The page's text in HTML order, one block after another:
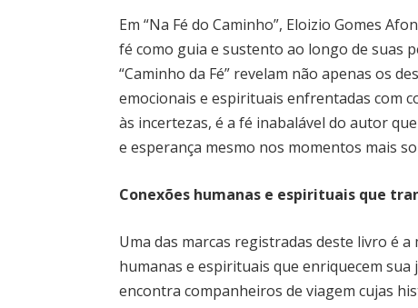
Em “Na Fé do Caminho”, Eloizio Gomes
fé como guia e sustento ao longo de suas
“Caminho da Fé” revelam não apenas os
emocionais e espirituais enfrentadas com
às incertezas, é a fé inabalável do autor
e esperança mesmo nos momentos mais
Conexões humanas e espirituais que
Uma das marcas registradas deste livro é
humanas e espirituais que enriquecem sua
encontra companheiros de viagem cujas